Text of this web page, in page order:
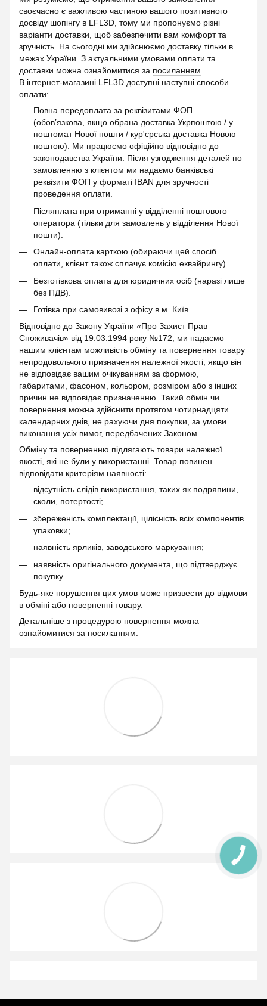
своєчасно є важливою частиною вашого позитивного
досвіду шопінгу в LFL3D, тому ми пропонуємо різні
варіанти доставки, щоб забезпечити вам комфорт та
зручність. На сьогодні ми здійснюємо доставку тільки в
межах України. З актуальними умовами оплати та
доставки можна ознайомитися за посиланням.
В інтернет-магазині LFL3D доступні наступні способи
оплати:
Повна передоплата за реквізитами ФОП
(обов’язкова, якщо обрана доставка Укрпоштою / у
поштомат Нової пошти / кур'єрська доставка Новою
поштою). Ми працюємо офіційно відповідно до
законодавства України. Після узгодження деталей по
замовленню з клієнтом ми надаємо банківські
реквізити ФОП у форматі IBAN для зручності
проведення оплати.
Післяплата при отриманні у відділенні поштового
оператора (тільки для замовлень у відділення Нової
пошти).
Онлайн-оплата карткою (обираючи цей спосіб
оплати, клієнт також сплачує комісію еквайрингу).
Безготівкова оплата для юридичних осіб (наразі лише
без ПДВ).
Готівка при самовивозі з офісу в м. Київ.
Відповідно до Закону України «Про Захист Прав
Споживачів» від 19.03.1994 року №172, ми надаємо
нашим клієнтам можливість обміну та повернення товару
непродовольчого призначення належної якості, якщо він
не відповідає вашим очікуванням за формою,
габаритами, фасоном, кольором, розміром або з інших
причин не відповідає призначенню. Такий обмін чи
повернення можна здійснити протягом чотирнадцяти
календарних днів, не рахуючи дня покупки, за умови
виконання усіх вимог, передбачених Законом.
Обміну та поверненню підлягають товари належної
якості, які не були у використанні. Товар повинен
відповідати критеріям наявності:
відсутність слідів використання, таких як подряпини,
сколи, потертості;
збереженість комплектації, цілісність всіх компонентів
упаковки;
наявність ярликів, заводського маркування;
наявність оригінального документа, що підтверджує
покупку.
Будь-яке порушення цих умов може призвести до відмови
в обміні або поверненні товару.
Детальніше з процедурою повернення можна
ознайомитися за посиланням